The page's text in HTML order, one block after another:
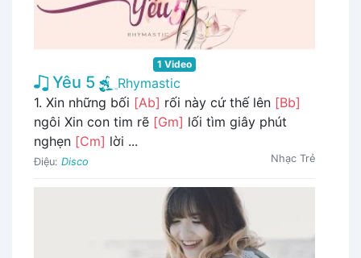
1 Video
Yêu 5
Rhymastic
1. Xin những bối [Ab] rối này cứ thế lên [Bb]
ngôi Xin con tim rẽ [Gm] lối tìm giây phút
nghẹn [Cm] lời ...
Điệu: Disco Nhạc Trẻ